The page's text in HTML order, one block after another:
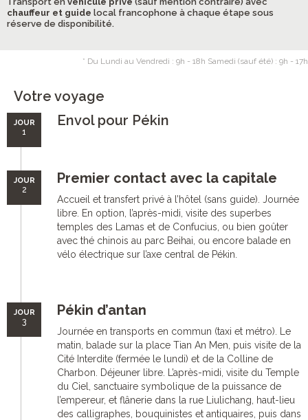
chauffeur et guide local francophone à chaque étape sous
réserve de disponibilité.
* Du Lundi au Vendredi : 9h - 18h Samedi (sauf été) : 9h - 17h
Votre voyage
JOUR
1
Envol pour Pékin
JOUR
2
Premier contact avec la capitale
Accueil et transfert privé à l’hôtel (sans guide). Journée
libre. En option, l’après-midi, visite des superbes
temples des Lamas et de Confucius, ou bien goûter
avec thé chinois au parc Beihai, ou encore balade en
vélo électrique sur l’axe central de Pékin.
JOUR
3
Pékin d’antan
Journée en transports en commun (taxi et métro). Le
matin, balade sur la place Tian An Men, puis visite de la
Cité Interdite (fermée le lundi) et de la Colline de
Charbon. Déjeuner libre. L’après-midi, visite du Temple
du Ciel, sanctuaire symbolique de la puissance de
l’empereur, et flânerie dans la rue Liulichang, haut-lieu
des calligraphes, bouquinistes et antiquaires, puis dans